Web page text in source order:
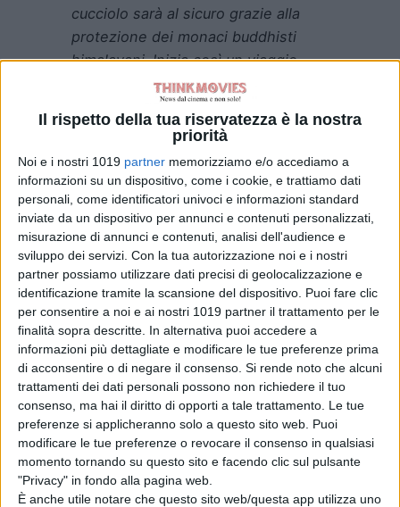
Il rispetto della tua riservatezza è la nostra
priorità
Noi e i nostri 1019 partner memorizziamo e/o accediamo a
informazioni su un dispositivo, come i cookie, e trattiamo dati
personali, come identificatori univoci e informazioni standard
inviate da un dispositivo per annunci e contenuti personalizzati,
misurazione di annunci e contenuti, analisi dell'audience e
sviluppo dei servizi. Con la tua autorizzazione noi e i nostri
partner possiamo utilizzare dati precisi di geolocalizzazione e
identificazione tramite la scansione del dispositivo. Puoi fare clic
per consentire a noi e ai nostri 1019 partner il trattamento per le
finalità sopra descritte. In alternativa puoi accedere a
informazioni più dettagliate e modificare le tue preferenze prima
di acconsentire o di negare il consenso. Si rende noto che alcuni
trattamenti dei dati personali possono non richiedere il tuo
consenso, ma hai il diritto di opporti a tale trattamento. Le tue
preferenze si applicheranno solo a questo sito web. Puoi
modificare le tue preferenze o revocare il consenso in qualsiasi
momento tornando su questo sito e facendo clic sul pulsante
"Privacy" in fondo alla pagina web.
È anche utile notare che questo sito web/questa app utilizza uno
cucciolo sarà al sicuro grazie alla
protezione dei monaci buddhisti
himalayani. Inizia così un viaggio
avventuroso e complicato in cui i
due scopriranno le meraviglie della
vita, ma anche i pericoli che essa
Balmani riuscirà a portare avanti con
l’aiuto di Hannah (Claudia Gerini),
direttrice dell’orfanotrofio, che non
si arrende di fronte alla scomparsa
del bambino. Tra scenari mozzafiato
nasce l’amicizia tra il cucciolo di
uomo e quello di tigre. Una storia di
amore e fratellanza che attraverso la
battaglia di Balmani ricorda
l’importanza di difendere la Terra e i
suoi abitanti dalle barbarie dell’uomo.
La Redazione